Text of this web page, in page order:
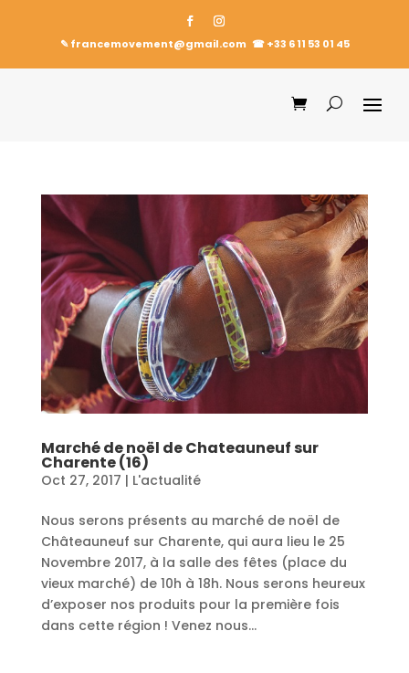
✎ francemovement@gmail.com ☎︎+33 6 11 53 01 45
Marché de noël de Chateauneuf sur
Charente (16)
Oct 27, 2017 | L'actualité
Nous serons présents au marché de noël de
Châteauneuf sur Charente, qui aura lieu le 25
Novembre 2017, à la salle des fêtes (place du
vieux marché) de 10h à 18h. Nous serons heureux
d’exposer nos produits pour la première fois
dans cette région ! Venez nous...